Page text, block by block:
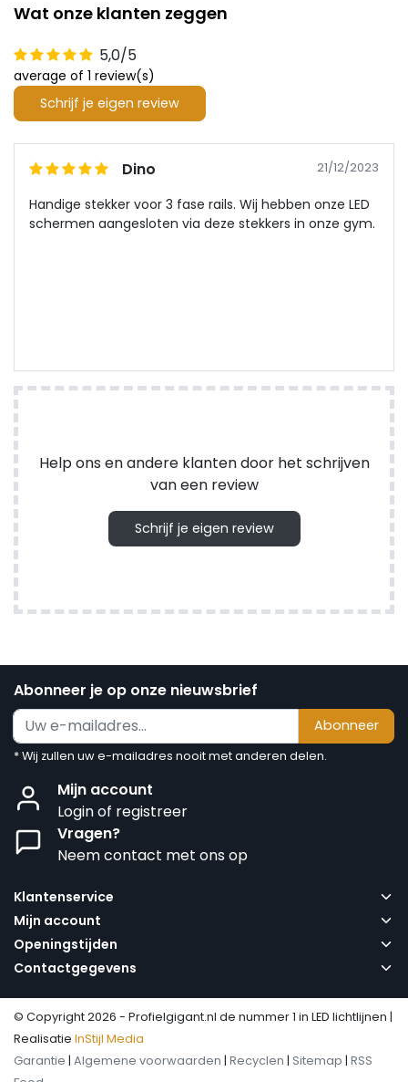
Wat onze klanten zeggen
5,0/5
average of 1 review(s)
Schrijf je eigen review
Dino 21/12/2023
Handige stekker voor 3 fase rails. Wij hebben onze LED
schermen aangesloten via deze stekkers in onze gym.
Help ons en andere klanten door het schrijven
van een review
Schrijf je eigen review
Abonneer je op onze nieuwsbrief
Abonneer
* Wij zullen uw e-mailadres nooit met anderen delen.
Mijn account
Login of registreer
Vragen?
Neem contact met ons op
Klantenservice
Mijn account
Openingstijden
Contactgegevens
© Copyright 2026 - Profielgigant.nl de nummer 1 in LED lichtlijnen |
Realisatie InStijl Media
Garantie | Algemene voorwaarden | Recyclen | Sitemap | RSS